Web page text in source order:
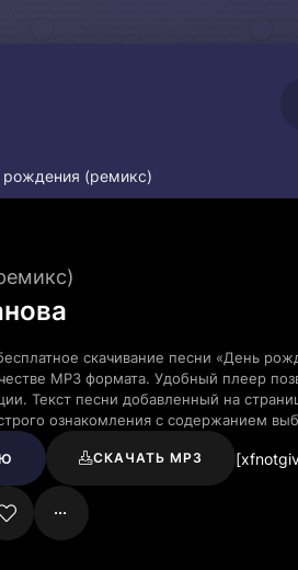
рождения (ремикс)
скачивание песни «День
MP3 формата. Удобный плеер
Текст песни добавленный на
ознакомления с содержанием
СКАЧАТЬ MP3